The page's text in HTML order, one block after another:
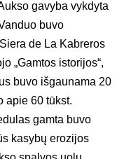
gavyba vykdyta
buvo
de La Kabreros
„Gamtos istorijos“,
buvo išgaunama 20
apie 60 tūkst.
gamta buvo
kasybų erozijos